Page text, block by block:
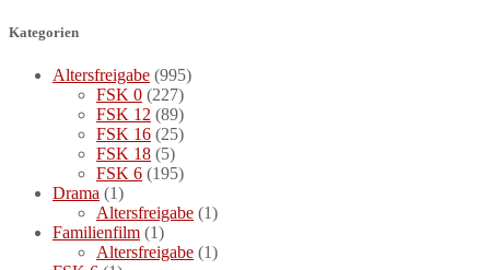
Kategorien
Altersfreigabe (995)
FSK 0 (227)
FSK 12 (89)
FSK 16 (25)
FSK 18 (5)
FSK 6 (195)
Drama (1)
Altersfreigabe (1)
Familienfilm (1)
Altersfreigabe (1)